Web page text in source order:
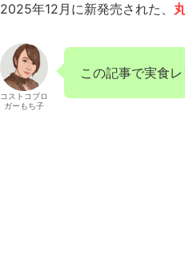
2025年12月に新発売された、
コストコブロ
ガーもち子
この記事で実食